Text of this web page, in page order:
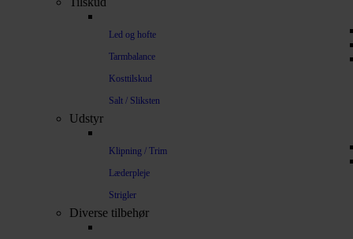
Led og hofte
Tarmbalance
Kosttilskud
Salt / Sliksten
Udstyr
Klipning / Trim
Læderpleje
Strigler
Diverse tilbehør